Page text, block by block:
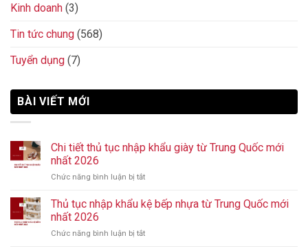
Kinh doanh (3)
Tin tức chung (568)
Tuyển dụng (7)
BÀI VIẾT MỚI
Chi tiết thủ tục nhập khẩu giày từ Trung Quốc mới
nhất 2026
Chức năng bình luận bị tắt
tiết
thủ
Thủ tục nhập khẩu kệ bếp nhựa từ Trung Quốc mới
nhất 2026
Chức năng bình luận bị tắt